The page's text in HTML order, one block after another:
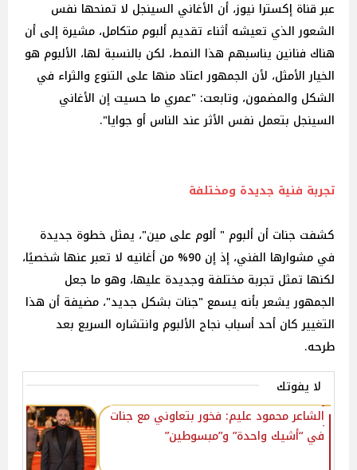
عبر قناة إكسترا نيوز، أن الأغاني السينجل لا تمنحها نفس
الشعور الذي تعيشه أثناء تقديم ألبوم متكامل، مشيرة إلى أن
هناك فنانين يناسبهم هذا النمط، لكن بالنسبة لها، الألبوم هو
الخيار الأمثل، لأن الجمهور اعتاد منها على التنوع والثراء في
الشكل والمضمون، وتابعت: "عمري ما حسيت إن الأغاني
السينجل بتعمل نفس الأثر عند الناس أو جوايا".
تجربة فنية جديدة ومختلفة
كشفت جنات أن ألبوم " ألوم على مين"، يمثل خطوة جديدة
في مشوارها الفني، إذ إن 90% من أغانيه لا تعبر عنها شخصيًا،
لكنها تمثل تجربة مختلفة وجديدة عليها، وهو ما جعل
الجمهور يشعر بأنه يسمع "جنات بشكل جديد"، مضيفة أن هذا
التغيير كان أحد أسباب نجاح الألبوم وانتشاره السريع بعد
طرحه.
لا يفوتك
الشاعر محمود عليم: فخور بتعاوني مع جنات
في “أشيك واحدة” و”مبسوطين”